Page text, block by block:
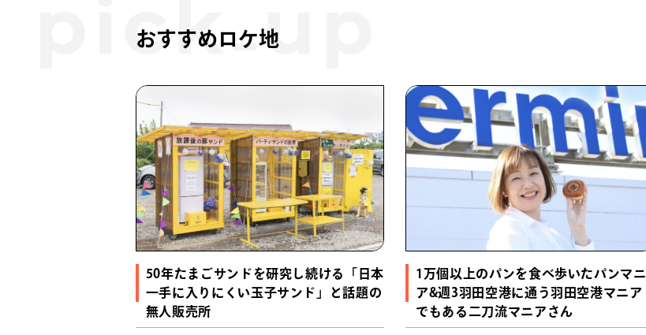
おすすめロケ地
50年たまごサンドを研究し続ける「日本
一手に入りにくい玉子サンド」と話題の
無人販売所
1万個以上のパンを食べ歩いたパンマニ
ア&週3羽田空港に通う羽田空港マニア
でもある二刀流マニアさん